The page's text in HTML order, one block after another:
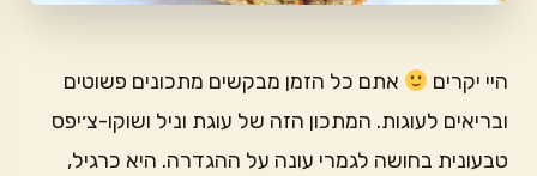
היי יקרים
אתם כל הזמן מבקשים מתכונים פשוטים
ובריאים לעוגות. המתכון הזה של עוגת וניל ושוקו-צ׳יפס
טבעונית בחושה לגמרי עונה על ההגדרה. היא כרגיל,